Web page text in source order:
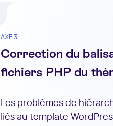
AXE 3
Correction du
fichiers PHP du
Les problèmes de
liés au template